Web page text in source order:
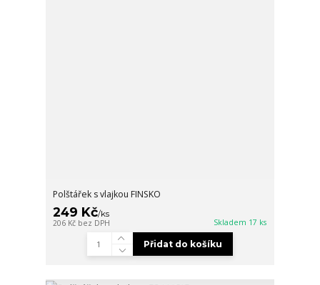
Polštářek s vlajkou FINSKO
249 Kč/ks
206 Kč bez DPH Skladem 17 ks
Přidat do košíku